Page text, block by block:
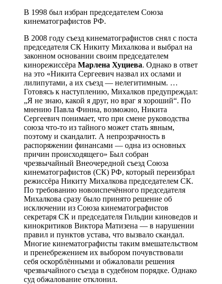
В 1998 был избран председателем Союза
кинематографистов РФ.
В 2008 году съезд кинематографистов снял с поста
председателя СК Никиту Михалкова и выбрал на
законном основании своим председателем
кинорежиссёра Марлена Хуциева. Однако в ответ
на это «Никита Сергеевич назвал их ослами и
лилипутами, а их съезд — нелегитимным. …
Готовясь к наступлению, Михалков предупреждал:
„Я не знаю, какой я друг, но враг я хороший“. По
мнению Павла Финна, возможно, Никита
Сергеевич понимает, что при смене руководства
союза что-то из тайного может стать явным,
поэтому и скандалит. А непрозрачность в
распоряжении финансами — одна из основных
причин происходящего» Был собран
чрезвычайный Внеочередной съезд Союза
кинематографистов (СК) РФ, который переизбрал
режиссёра Никиту Михалкова председателем СК.
По требованию новоиспечённого председателя
Михалкова сразу было принято решение об
исключении из Союза кинематографистов
секретаря СК и председателя Гильдии киноведов и
кинокритиков Виктора Матизена — в нарушении
правил и пунктов устава, что вызвало скандал.
Многие кинематографисты таким вмешательством
и пренебрежением их выбором почувствовали
себя оскорблёнными и обжаловали решения
чрезвычайного съезда в судебном порядке. Однако
суд обжалование отклонил.